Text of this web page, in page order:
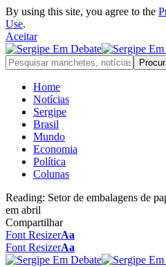
By using this site, you agree to the
Use.
Aceitar
Home
Notícias
Sergipe
Brasil
Mundo
Economia
Política
Colunas
Reading: Setor de embalagens de
em abril
Compartilhar
Font ResizerAa
Font ResizerAa